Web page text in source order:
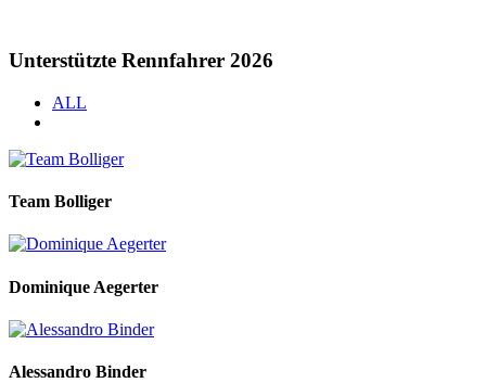
Unterstützte Rennfahrer 2026
ALL
Team Bolliger
Dominique Aegerter
Alessandro Binder